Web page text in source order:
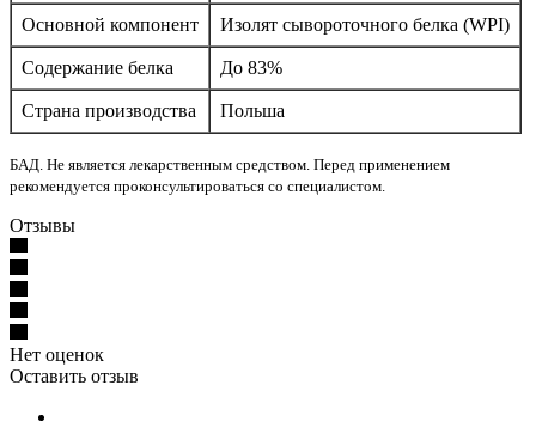
Основной компонент Изолят сывороточного белка (WPI)
Содержание белка До 83%
Страна производства Польша
БАД. Не является лекарственным средством. Перед применением
рекомендуется проконсультироваться со специалистом.
Отзывы
Нет оценок
Оставить отзыв